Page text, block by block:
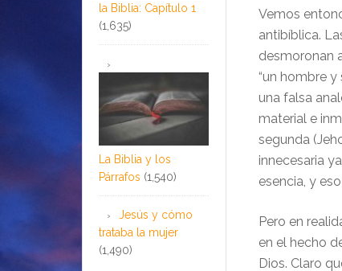
Vemos
antibíblica.
desmoronan
“un hombre y
una falsa
material e
segunda
innecesaria
esencia, y
Pero en
en el hecho
Dios. Claro
la Biblia: Capítulo 1
(1,635)
La Biblia y los
Párrafos (1,540)
Jesús y cómo
trataba la mujer
(1,490)